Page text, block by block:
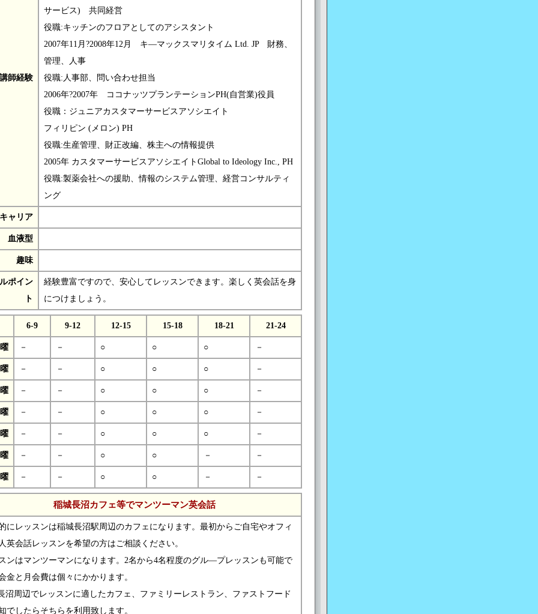
講師経験
サービス) 共同経営
役職:キッチンのフロアとしてのアシスタント
2007年11月?2008年12月 キ―マックスマリタイム Ltd. JP 財務、
管理、人事
役職:人事部、問い合わせ担当
2006年?2007年 ココナッツプランテーションPH(自営業)役員
役職：ジュニアカスタマーサービスアソシエイト
フィリピン (メロン) PH
役職:生産管理、財正改編、株主への情報提供
2005年 カスタマーサービスアソシエイトGlobal to Ideology Inc., PH
役職:製薬会社への援助、情報のシステム管理、経営コンサルティ
ング
キャリア
血液型
趣味
ポイン
ト
経験豊富ですので、安心してレッスンできます。楽しく英会話を身
につけましょう。
6-9 9-12 12-15 15-18 18-21 21-24
－ － ○ ○ ○ －
－ － ○ ○ ○ －
－ － ○ ○ ○ －
－ － ○ ○ ○ －
－ － ○ ○ ○ －
－ － ○ ○ － －
－ － ○ ○ － －
稲城長沼カフェ等でマンツーマン英会話
にレッスンは稲城長沼駅周辺のカフェになります。最初からご自宅やオフィ
英会話レッスンを希望の方はご相談ください。
ンはマンツーマンになります。2名から4名程度のグル―プレッスンも可能で
金と月会費は個々にかかります。
沼周辺でレッスンに適したカフェ、ファミリーレストラン、ファストフード
でしたらそちらを利用致します。